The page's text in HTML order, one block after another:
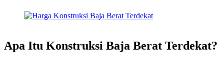
Apa Itu Konstruksi Baja Berat Terdekat?